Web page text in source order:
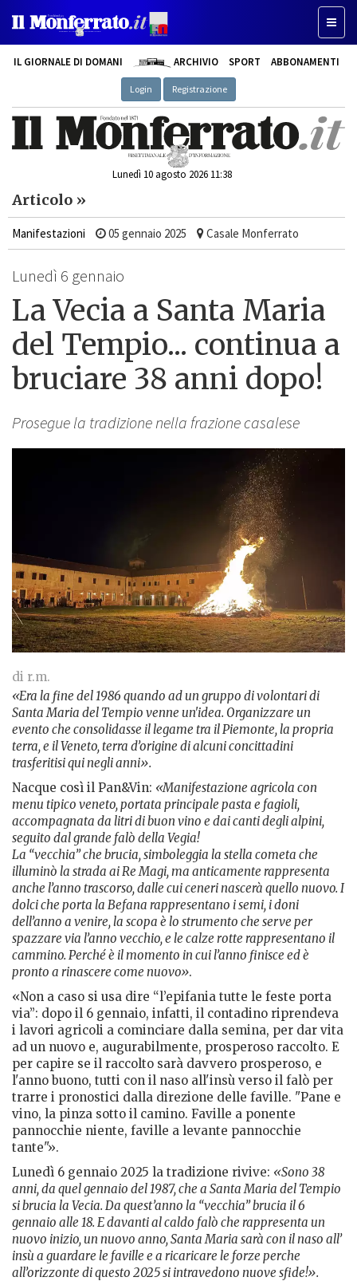
IL GIORNALE DI DOMANI ARCHIVIO SPORT ABBONAMENTI
Login Registrazione
Lunedì 10 agosto 2026 11:38
Articolo »
Manifestazioni 05 gennaio 2025 Casale Monferrato
Lunedì 6 gennaio
La Vecia a Santa Maria
del Tempio... continua a
bruciare 38 anni dopo!
Prosegue la tradizione nella frazione casalese
di r.m.
«Era la fine del 1986 quando ad un gruppo di volontari di
Santa Maria del Tempio venne un'idea. Organizzare un
evento che consolidasse il legame tra il Piemonte, la propria
terra, e il Veneto, terra d’origine di alcuni concittadini
trasferitisi qui negli anni».
Nacque così il Pan&Vin: «Manifestazione agricola con
menu tipico veneto, portata principale pasta e fagioli,
accompagnata da litri di buon vino e dai canti degli alpini,
seguito dal grande falò della Vegia!
La “vecchia” che brucia, simboleggia la stella cometa che
illuminò la strada ai Re Magi, ma anticamente rappresenta
anche l’anno trascorso, dalle cui ceneri nascerà quello nuovo. I
dolci che porta la Befana rappresentano i semi, i doni
dell’anno a venire, la scopa è lo strumento che serve per
spazzare via l’anno vecchio, e le calze rotte rappresentano il
cammino. Perché è il momento in cui l’anno finisce ed è
pronto a rinascere come nuovo».
«Non a caso si usa dire “l’epifania tutte le feste porta
via”: dopo il 6 gennaio, infatti, il contadino riprendeva
i lavori agricoli a cominciare dalla semina, per dar vita
ad un nuovo e, augurabilmente, prosperoso raccolto. E
per capire se il raccolto sarà davvero prosperoso, e
l'anno buono, tutti con il naso all'insù verso il falò per
trarre i pronostici dalla direzione delle faville. "Pane e
vino, la pinza sotto il camino. Faville a ponente
pannocchie niente, faville a levante pannocchie
tante"».
Lunedì 6 gennaio 2025 la tradizione rivive: «Sono 38
anni, da quel gennaio del 1987, che a Santa Maria del Tempio
si brucia la Vecia. Da quest’anno la “vecchia” brucia il 6
gennaio alle 18. E davanti al caldo falò che rappresenta un
nuovo inizio, un nuovo anno, Santa Maria sarà con il naso all’
insù a guardare le faville e a ricaricare le forze perche
all’orizzonte di questo 2025 si intravedono nuove sfide!».